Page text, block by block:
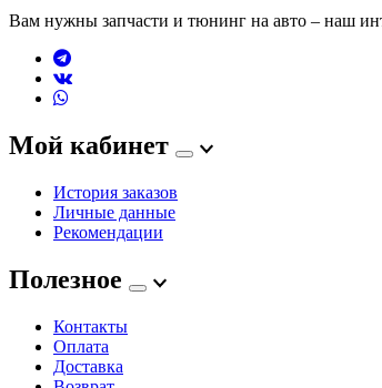
Вам нужны запчасти и тюнинг на авто – наш
Мой кабинет
История заказов
Личные данные
Рекомендации
Полезное
Контакты
Оплата
Доставка